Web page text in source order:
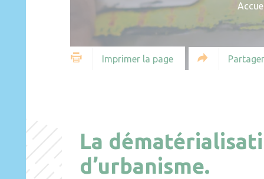
Imprimer la page
La
d’urbanisme.